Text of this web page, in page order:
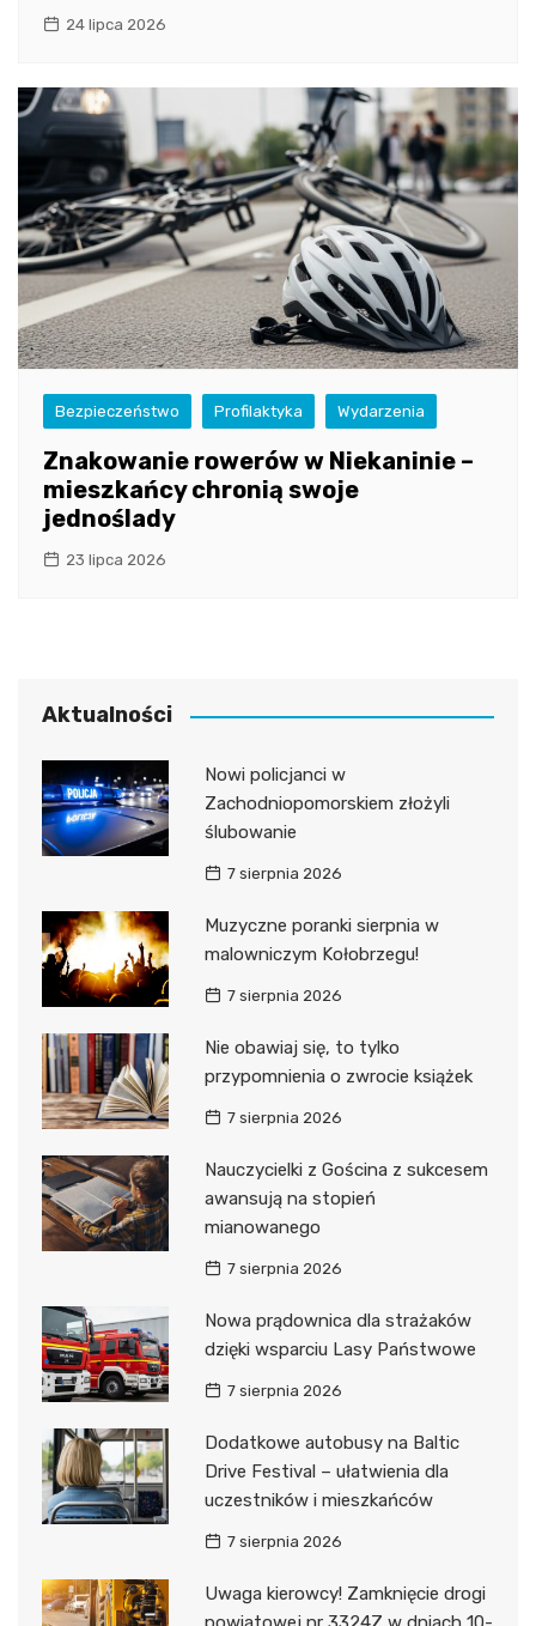
24 lipca 2026
Bezpieczeństwo Profilaktyka Wydarzenia
Znakowanie rowerów w Niekaninie –
mieszkańcy chronią swoje
jednoślady
23 lipca 2026
Aktualności
Nowi policjanci w
Zachodniopomorskiem złożyli
ślubowanie
7 sierpnia 2026
Muzyczne poranki sierpnia w
malowniczym Kołobrzegu!
7 sierpnia 2026
Nie obawiaj się, to tylko
przypomnienia o zwrocie książek
7 sierpnia 2026
Nauczycielki z Gościna z sukcesem
awansują na stopień
mianowanego
7 sierpnia 2026
Nowa prądownica dla strażaków
dzięki wsparciu Lasy Państwowe
7 sierpnia 2026
Dodatkowe autobusy na Baltic
Drive Festival – ułatwienia dla
uczestników i mieszkańców
7 sierpnia 2026
Uwaga kierowcy! Zamknięcie drogi